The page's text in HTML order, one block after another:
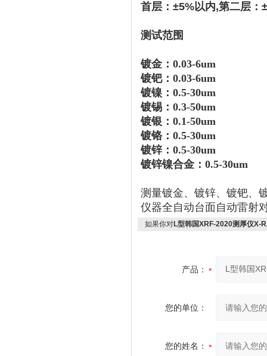
首层：±5%以内,第二层：
测试范围
镀金：0.03-6um
镀钯：0.03-6um
镀镍：0.5-30um
镀锡：0.3-50um
镀银：0.1-50um
镀铬：0.5-30um
镀锌：0.5-30um
镀锌镍合金：0.5-30um
测量镀金、镀锌、镀钯、
仪器全自动台面自动雷射
如果你对L型韩国XRF-2020测厚仪X-
产品：
您的单位：
您的姓名：